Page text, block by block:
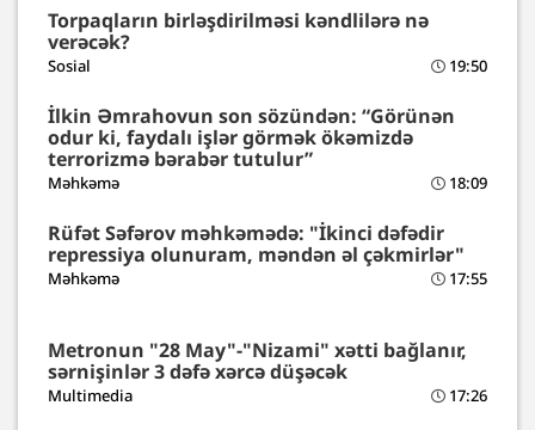
Torpaqların birləşdirilməsi kəndlilərə nə
verəcək?
Sosial 19:50
İlkin Əmrahovun son sözündən: “Görünən
odur ki, faydalı işlər görmək ökəmizdə
terrorizmə bərabər tutulur”
Məhkəmə 18:09
Rüfət Səfərov məhkəmədə: "İkinci dəfədir
repressiya olunuram, məndən əl çəkmirlər"
Məhkəmə 17:55
Metronun "28 May"-"Nizami" xətti bağlanır,
sərnişinlər 3 dəfə xərcə düşəcək
Multimedia 17:26